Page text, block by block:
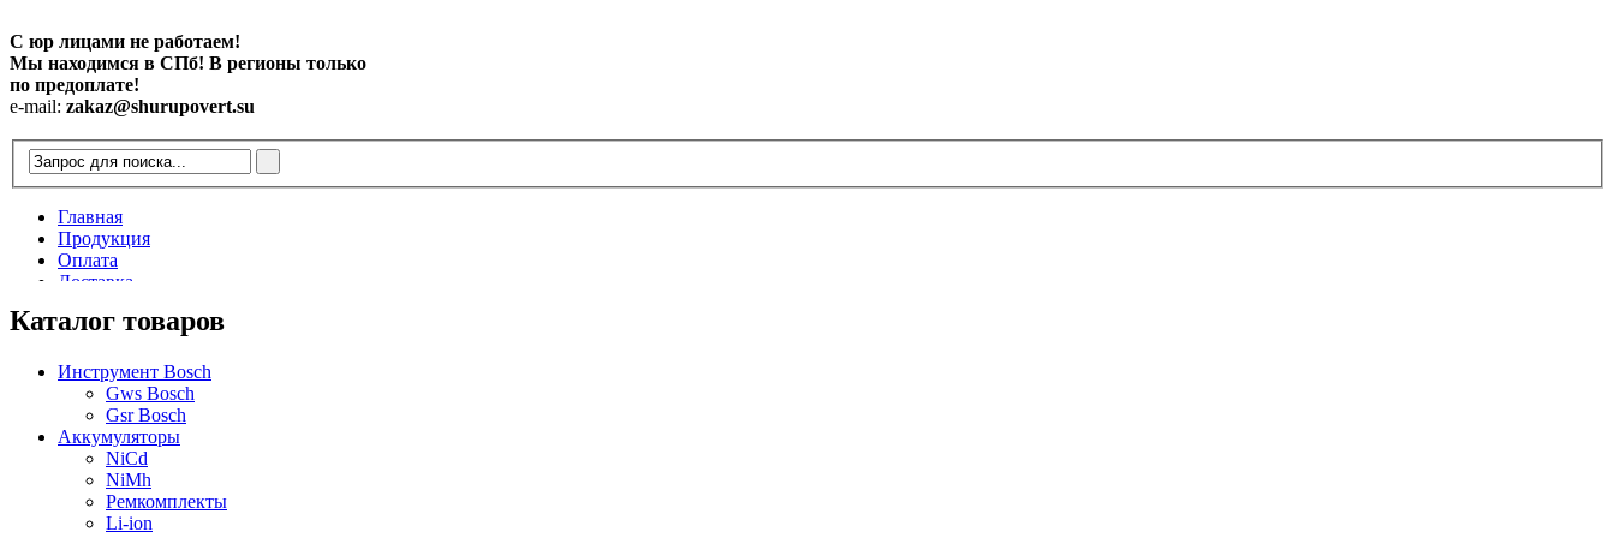
С юр лицами не работаем!
Мы находимся в СПб! В регионы только
по предоплате!
e-mail: zakaz@shurupovert.su
Главная
Продукция
Оплата
Доставка
Статьи
Каталог товаров
Инструмент Bosch
Gws Bosch
Gsr Bosch
Аккумуляторы
NiCd
NiMh
Ремкомплекты
Li-ion